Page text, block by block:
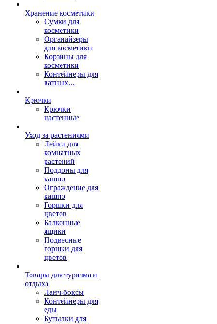
Хранение косметики
Сумки для
косметики
Органайзеры
для косметики
Корзины для
косметики
Контейнеры для
ватных...
Крючки
Крючки
настенные
Уход за растениями
Лейки для
комнатных
растений
Поддоны для
кашпо
Ограждение для
кашпо
Горшки для
цветов
Балконные
ящики
Подвесные
горшки для
цветов
Товары для туризма и
отдыха
Ланч-боксы
Контейнеры для
еды
Бутылки для